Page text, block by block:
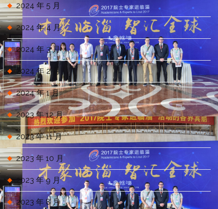
2024 年 5 月
2024 年 4 月
2024 年 3 月
2024 年 2 月
2024 年 1 月
2023 年 12 月
2023 年 11 月
2023 年 10 月
2023 年 9 月
2023 年 8 月